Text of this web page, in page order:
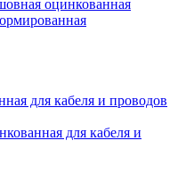
оцинкованная
для кабеля и проводов
для кабеля и